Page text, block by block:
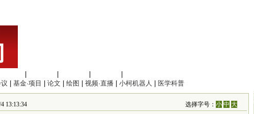
基金·项目 论文 绘图 视频·直播 小柯机器人 医学科普
13:13:34 选择字号：小 中 大